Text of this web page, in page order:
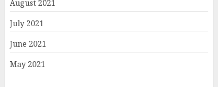
August 2021
July 2021
June 2021
May 2021